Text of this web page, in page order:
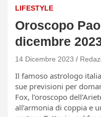
LIFESTYLE
Oroscopo
dicembre
14 Dicembre 2023
Il famoso astrologo
sue previsioni per
Fox, l’oroscopo
all’armonia di coppia e